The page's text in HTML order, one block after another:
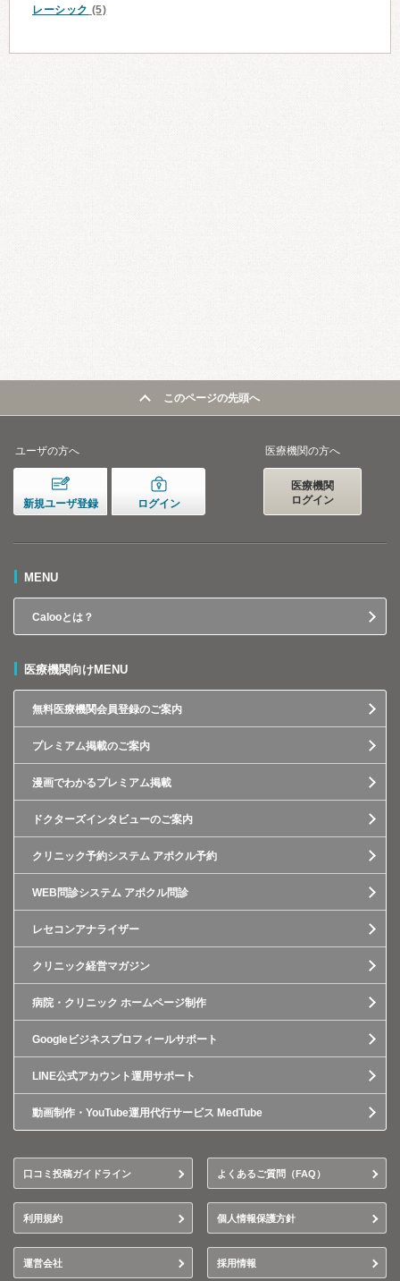
レーシック (5)
このページの先頭へ
ユーザの方へ
新規ユーザ登録 ログイン
医療機関の方へ
医療機関
ログイン
MENU
Calooとは？
医療機関向けMENU
無料医療機関会員登録のご案内
プレミアム掲載のご案内
漫画でわかるプレミアム掲載
ドクターズインタビューのご案内
クリニック予約システム アポクル予約
WEB問診システム アポクル問診
レセコンアナライザー
クリニック経営マガジン
病院・クリニック ホームページ制作
Googleビジネスプロフィールサポート
LINE公式アカウント運用サポート
動画制作・YouTube運用代行サービス MedTube
口コミ投稿ガイドライン よくあるご質問（FAQ）
利用規約 個人情報保護方針
運営会社 採用情報